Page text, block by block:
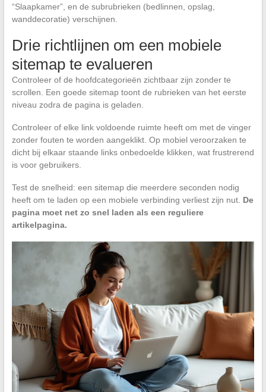
“Slaapkamer”, en de subrubrieken (bedlinnen, opslag,
wanddecoratie) verschijnen.
Drie richtlijnen om een mobiele
sitemap te evalueren
Controleer of de hoofdcategorieën zichtbaar zijn zonder te
scrollen. Een goede sitemap toont de rubrieken van het eerste
niveau zodra de pagina is geladen.
Controleer of elke link voldoende ruimte heeft om met de vinger
zonder fouten te worden aangeklikt. Op mobiel veroorzaken te
dicht bij elkaar staande links onbedoelde klikken, wat frustrerend
is voor gebruikers.
Test de snelheid: een sitemap die meerdere seconden nodig
heeft om te laden op een mobiele verbinding verliest zijn nut. De
pagina moet net zo snel laden als een reguliere
artikelpagina.